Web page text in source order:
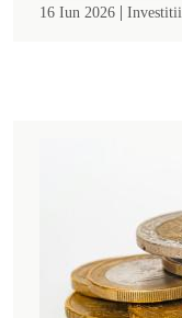
16 Iun 2026 | Investitii